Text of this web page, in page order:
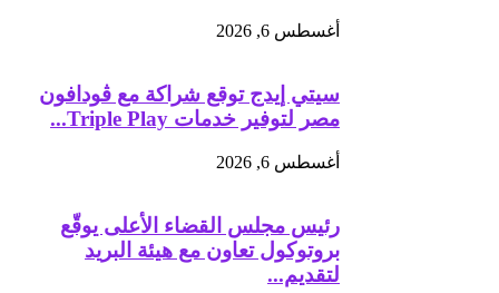
أغسطس 6, 2026
سيتي إيدج توقع شراكة مع ڤودافون
مصر لتوفير خدمات Triple Play...
أغسطس 6, 2026
رئيس مجلس القضاء الأعلى يوقّع
بروتوكول تعاون مع هيئة البريد
لتقديم...